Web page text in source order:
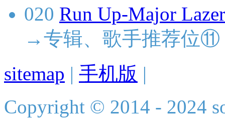
020 Run Up-Major
→专辑、歌手推荐位⑪
sitemap | 手机版 |
Copyright © 2014 - 2024